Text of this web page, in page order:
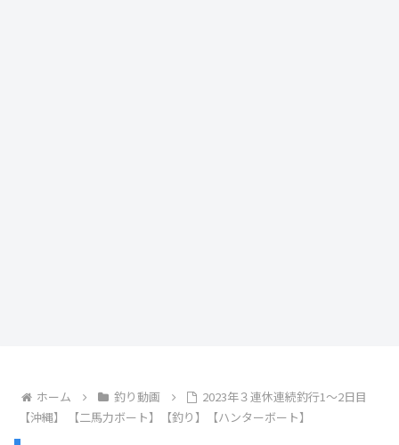
ホーム 釣り動画
2023年３連休連続釣行1～2日目
【沖縄】 【二馬力ボート】【釣り】【ハンターボート】